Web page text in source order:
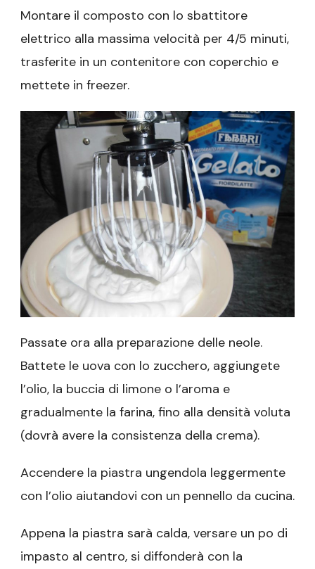
Montare il composto con lo sbattitore
elettrico alla massima velocità per 4/5 minuti,
trasferite in un contenitore con coperchio e
mettete in freezer.
Passate ora alla preparazione delle neole.
Battete le uova con lo zucchero, aggiungete
l’olio, la buccia di limone o l’aroma e
gradualmente la farina, fino alla densità voluta
(dovrà avere la consistenza della crema).
Accendere la piastra ungendola leggermente
con l’olio aiutandovi con un pennello da cucina.
Appena la piastra sarà calda, versare un po di
impasto al centro, si diffonderà con la